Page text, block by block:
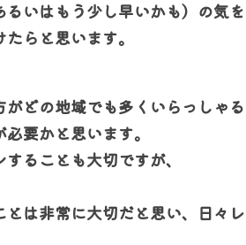
いはもう少し早いかも）の気を
らと思います。
どの地域でも多くいらっしゃる
要かと思います。
ることも大切ですが、
は非常に大切だと思い、日々レ